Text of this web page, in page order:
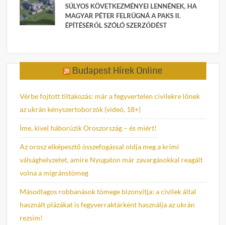
SÚLYOS KÖVETKEZMÉNYEI LENNÉNEK, HA
MAGYAR PÉTER FELRÚGNÁ A PAKS II.
ÉPÍTÉSÉRŐL SZÓLÓ SZERZŐDÉST
Budapest Hírek Online
Vérbe fojtott tiltakozás: már a fegyvertelen civilekre lőnek
az ukrán kényszertoborzók (videó, 18+)
Íme, kivel háborúzik Oroszország – és miért!
Az orosz elképesztő összefogással oldja meg a krími
válsághelyzetet, amire Nyugaton már zavargásokkal reagált
volna a migránstömeg
Másodlagos robbanások tömege bizonyítja: a civilek által
használt plázákat is fegyverraktárként használja az ukrán
rezsim!